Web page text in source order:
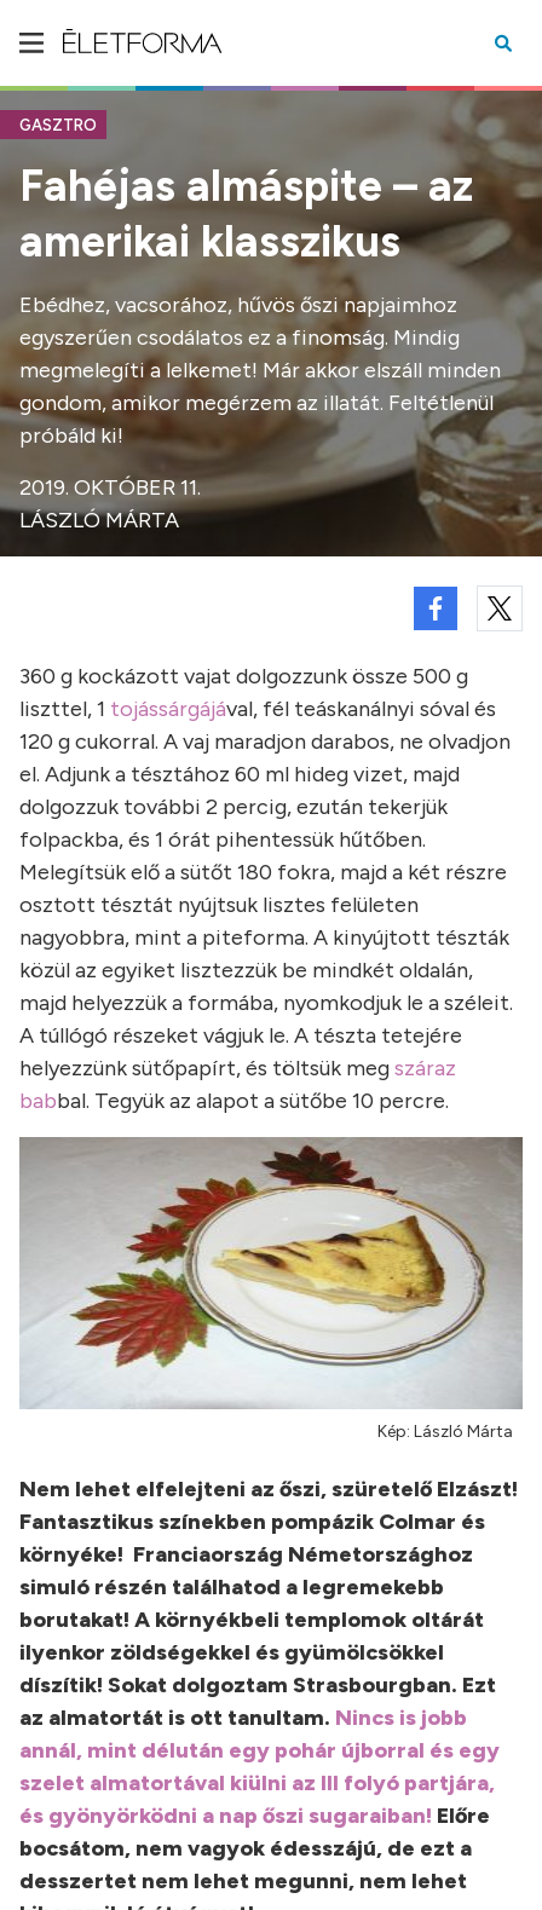
GASZTRO
Fahéjas almáspite – az
amerikai klasszikus
Ebédhez, vacsorához, hűvös őszi napjaimhoz
egyszerűen csodálatos ez a finomság. Mindig
megmelegíti a lelkemet! Már akkor elszáll minden
gondom, amikor megérzem az illatát. Feltétlenül
próbáld ki!
2019. OKTÓBER 11.
LÁSZLÓ MÁRTA
360 g kockázott vajat dolgozzunk össze 500 g
liszttel, 1 tojássárgájával, fél teáskanálnyi sóval és
120 g cukorral. A vaj maradjon darabos, ne olvadjon
el. Adjunk a tésztához 60 ml hideg vizet, majd
dolgozzuk további 2 percig, ezután tekerjük
folpackba, és 1 órát pihentessük hűtőben.
Melegítsük elő a sütőt 180 fokra, majd a két részre
osztott tésztát nyújtsuk lisztes felületen
nagyobbra, mint a piteforma. A kinyújtott tészták
közül az egyiket lisztezzük be mindkét oldalán,
majd helyezzük a formába, nyomkodjuk le a széleit.
A túllógó részeket vágjuk le. A tészta tetejére
helyezzünk sütőpapírt, és töltsük megszáraz
babbal. Tegyük az alapot a sütőbe 10 percre.
Kép: László Márta
Nem lehet elfelejteni az őszi, szüretelő Elzászt!
Fantasztikus színekben pompázik Colmar és
környéke! Franciaország Németországhoz
simuló részén találhatod a legremekebb
borutakat! A környékbeli templomok oltárát
ilyenkor zöldségekkel és gyümölcsökkel
díszítik! Sokat dolgoztam Strasbourgban. Ezt
az almatortát is ott tanultam. Nincs is jobb
annál, mint délután egy pohár újborral és egy
szelet almatortával kiülni az Ill folyó partjára,
és gyönyörködni a nap őszi sugaraiban! Előre
bocsátom, nem vagyok édesszájú, de ezt a
desszertet nem lehet megunni, nem lehet